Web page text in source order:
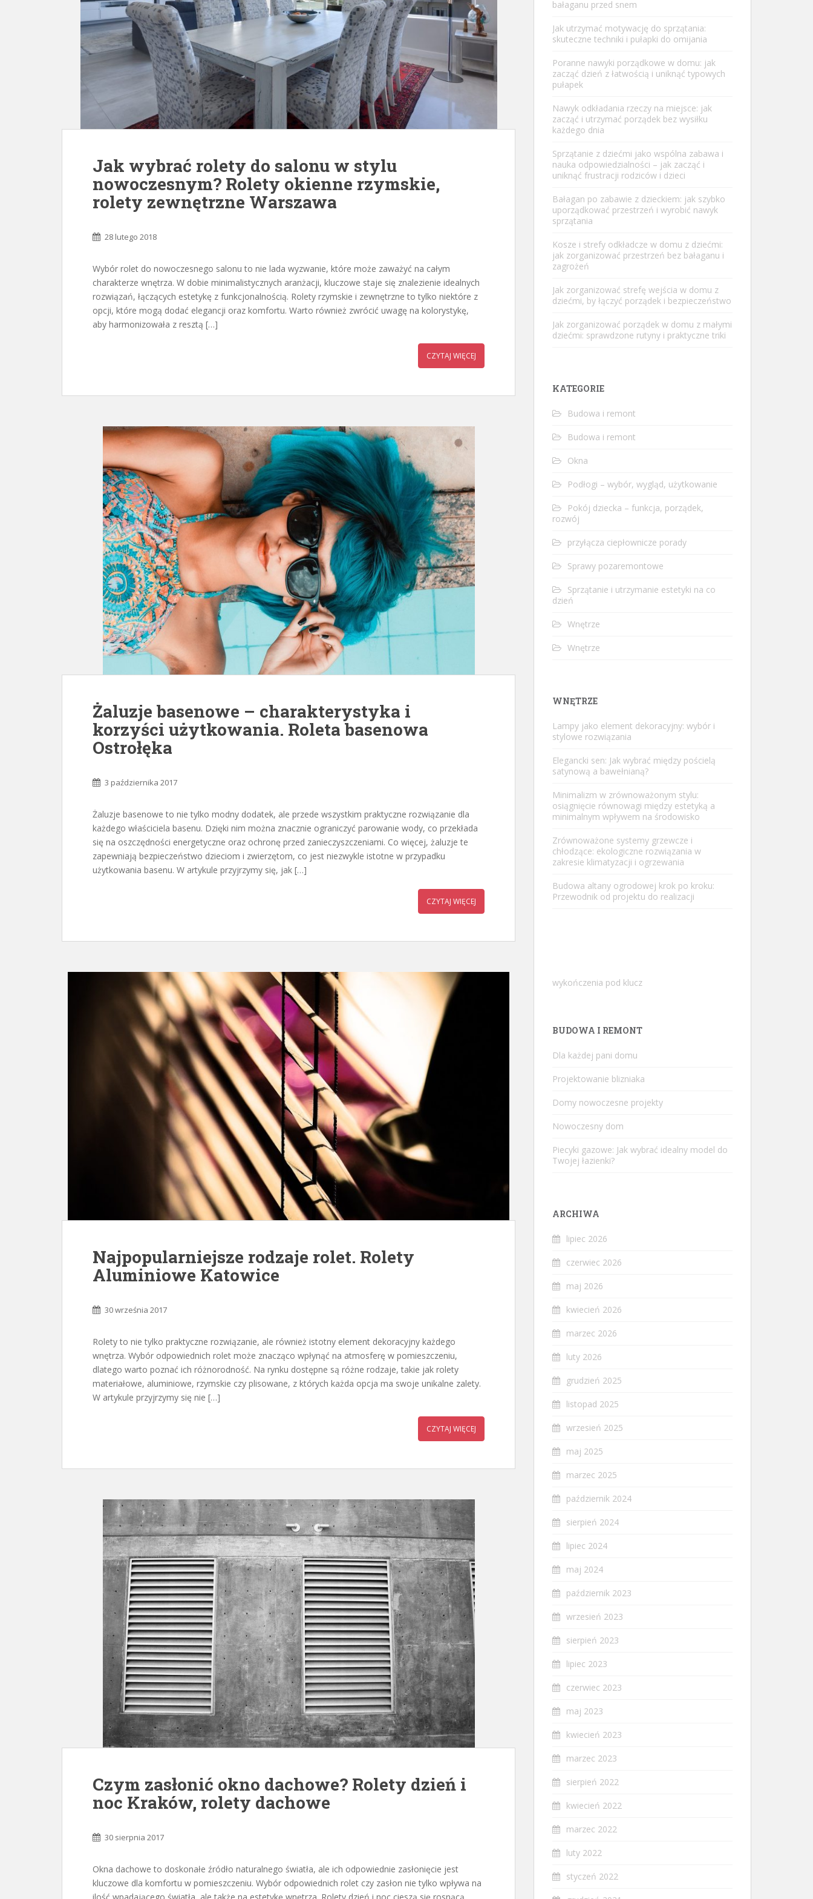
Jak wybrać rolety do salonu w stylu
nowoczesnym? Rolety okienne rzymskie,
rolety zewnętrzne Warszawa
28 lutego 2018
Wybór rolet do nowoczesnego salonu to nie lada wyzwanie, które może zaważyć na całym
charakterze wnętrza. W dobie minimalistycznych aranżacji, kluczowe staje się znalezienie idealnych
rozwiązań, łączących estetykę z funkcjonalnością. Rolety rzymskie i zewnętrzne to tylko niektóre z
opcji, które mogą dodać elegancji oraz komfortu. Warto również zwrócić uwagę na kolorystykę,
aby harmonizowała z resztą […]
CZYTAJ WIĘCEJ
Żaluzje basenowe – charakterystyka i
korzyści użytkowania. Roleta basenowa
Ostrołęka
3 października 2017
Żaluzje basenowe to nie tylko modny dodatek, ale przede wszystkim praktyczne rozwiązanie dla
każdego właściciela basenu. Dzięki nim można znacznie ograniczyć parowanie wody, co przekłada
się na oszczędności energetyczne oraz ochronę przed zanieczyszczeniami. Co więcej, żaluzje te
zapewniają bezpieczeństwo dzieciom i zwierzętom, co jest niezwykle istotne w przypadku
użytkowania basenu. W artykule przyjrzymy się, jak […]
CZYTAJ WIĘCEJ
Najpopularniejsze rodzaje rolet. Rolety
Aluminiowe Katowice
30 września 2017
Rolety to nie tylko praktyczne rozwiązanie, ale również istotny element dekoracyjny każdego
wnętrza. Wybór odpowiednich rolet może znacząco wpłynąć na atmosferę w pomieszczeniu,
dlatego warto poznać ich różnorodność. Na rynku dostępne są różne rodzaje, takie jak rolety
materiałowe, aluminiowe, rzymskie czy plisowane, z których każda opcja ma swoje unikalne zalety.
W artykule przyjrzymy się nie […]
CZYTAJ WIĘCEJ
Czym zasłonić okno dachowe? Rolety dzień i
noc Kraków, rolety dachowe
30 sierpnia 2017
Okna dachowe to doskonałe źródło naturalnego światła, ale ich odpowiednie zasłonięcie jest
kluczowe dla komfortu w pomieszczeniu. Wybór odpowiednich rolet czy zasłon nie tylko wpływa na
ilość wpadającego światła, ale także na estetykę wnętrza. Rolety dzień i noc cieszą się rosnącą
bałaganu przed snem
Jak utrzymać motywację do sprzątania:
skuteczne techniki i pułapki do omijania
Poranne nawyki porządkowe w domu: jak
zacząć dzień z łatwością i uniknąć typowych
pułapek
Nawyk odkładania rzeczy na miejsce: jak
zacząć i utrzymać porządek bez wysiłku
każdego dnia
Sprzątanie z dziećmi jako wspólna zabawa i
nauka odpowiedzialności – jak zacząć i
uniknąć frustracji rodziców i dzieci
Bałagan po zabawie z dzieckiem: jak szybko
uporządkować przestrzeń i wyrobić nawyk
sprzątania
Kosze i strefy odkładcze w domu z dziećmi:
jak zorganizować przestrzeń bez bałaganu i
zagrożeń
Jak zorganizować strefę wejścia w domu z
dziećmi, by łączyć porządek i bezpieczeństwo
Jak zorganizować porządek w domu z małymi
dziećmi: sprawdzone rutyny i praktyczne triki
KATEGORIE
Budowa i remont
Budowa i remont
Okna
Podłogi – wybór, wygląd, użytkowanie
Pokój dziecka – funkcja, porządek,
rozwój
przyłącza ciepłownicze porady
Sprawy pozaremontowe
Sprzątanie i utrzymanie estetyki na co
dzień
Wnętrze
Wnętrze
WNĘTRZE
Lampy jako element dekoracyjny: wybór i
stylowe rozwiązania
Elegancki sen: Jak wybrać między pościelą
satynową a bawełnianą?
Minimalizm w zrównoważonym stylu:
osiągnięcie równowagi między estetyką a
minimalnym wpływem na środowisko
Zrównoważone systemy grzewcze i
chłodzące: ekologiczne rozwiązania w
zakresie klimatyzacji i ogrzewania
Budowa altany ogrodowej krok po kroku:
Przewodnik od projektu do realizacji
wykończenia pod klucz
BUDOWA I REMONT
Dla każdej pani domu
Projektowanie blizniaka
Domy nowoczesne projekty
Nowoczesny dom
Piecyki gazowe: Jak wybrać idealny model do
Twojej łazienki?
ARCHIWA
lipiec 2026
czerwiec 2026
maj 2026
kwiecień 2026
marzec 2026
luty 2026
grudzień 2025
listopad 2025
wrzesień 2025
maj 2025
marzec 2025
październik 2024
sierpień 2024
lipiec 2024
maj 2024
październik 2023
wrzesień 2023
sierpień 2023
lipiec 2023
czerwiec 2023
maj 2023
kwiecień 2023
marzec 2023
sierpień 2022
kwiecień 2022
marzec 2022
luty 2022
styczeń 2022